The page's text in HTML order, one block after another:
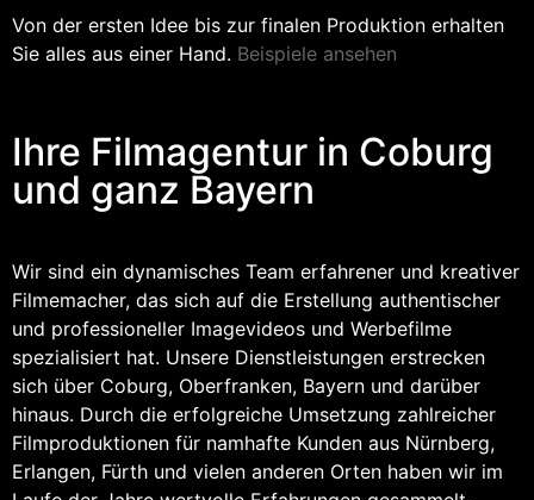
Von der ersten Idee bis zur finalen Produktion erhalten
Sie alles aus einer Hand. Beispiele ansehen
Ihre Filmagentur in Coburg
und ganz Bayern
Wir sind ein dynamisches Team erfahrener und kreativer
Filmemacher, das sich auf die Erstellung authentischer
und professioneller Imagevideos und Werbefilme
spezialisiert hat. Unsere Dienstleistungen erstrecken
sich über Coburg, Oberfranken, Bayern und darüber
hinaus. Durch die erfolgreiche Umsetzung zahlreicher
Filmproduktionen für namhafte Kunden aus Nürnberg,
Erlangen, Fürth und vielen anderen Orten haben wir im